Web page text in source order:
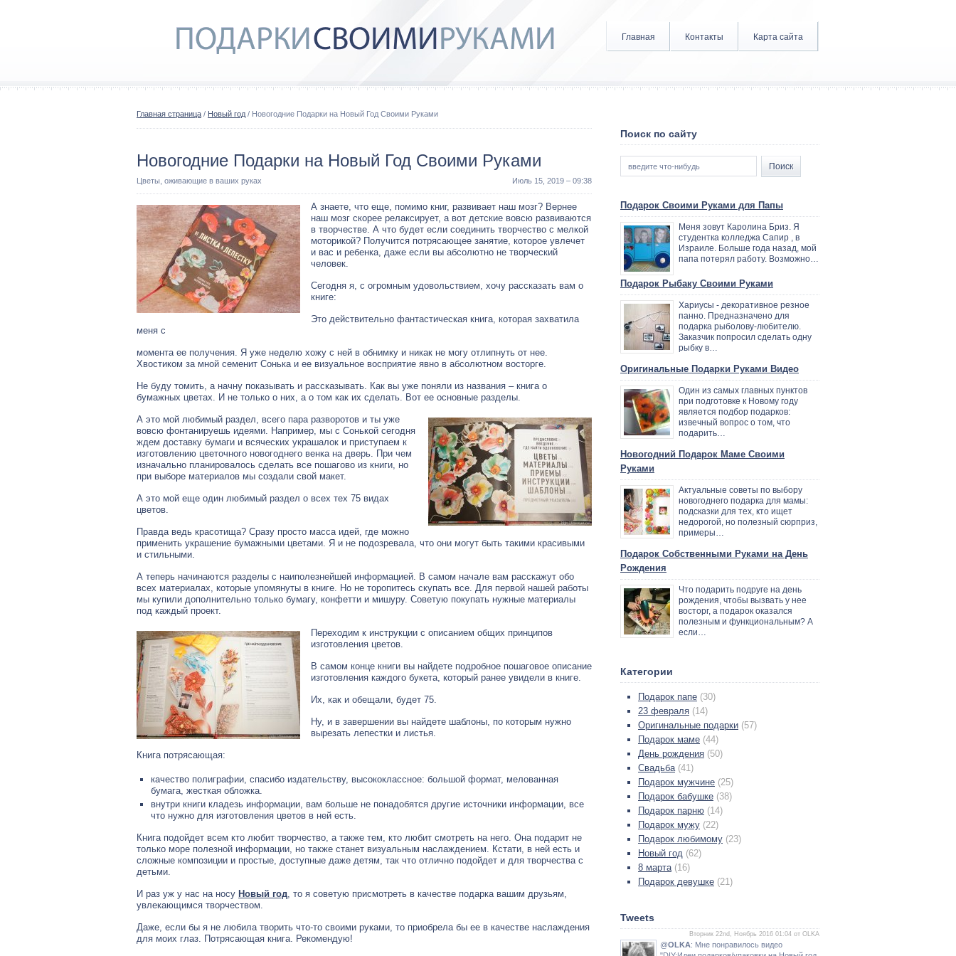
Главная Контакты Карта сайта
Главная страница / Новый год / Новогодние Подарки на Новый Год Своими Руками
Новогодние Подарки на Новый Год Своими Руками
Цветы, оживающие в ваших руках Июль 15, 2019 – 09:38
А знаете, что еще, помимо книг, развивает наш мозг? Вернее
наш мозг скорее релаксирует, а вот детские вовсю развиваются
в творчестве. А что будет если соединить творчество с мелкой
моторикой? Получится потрясающее занятие, которое увлечет
и вас и ребенка, даже если вы абсолютно не творческий
человек.
Сегодня я, с огромным удовольствием, хочу рассказать вам о
книге:
Это действительно фантастическая книга, которая захватила
меня с
момента ее получения. Я уже неделю хожу с ней в обнимку и никак не могу отлипнуть от нее.
Хвостиком за мной семенит Сонька и ее визуальное восприятие явно в абсолютном восторге.
Не буду томить, а начну показывать и рассказывать. Как вы уже поняли из названия – книга о
бумажных цветах. И не только о них, а о том как их сделать. Вот ее основные разделы.
А это мой любимый раздел, всего пара разворотов и ты уже
вовсю фонтанируешь идеями. Например, мы с Сонькой сегодня
ждем доставку бумаги и всяческих украшалок и приступаем к
изготовлению цветочного новогоднего венка на дверь. При чем
изначально планировалось сделать все пошагово из книги, но
при выборе материалов мы создали свой макет.
А это мой еще один любимый раздел о всех тех 75 видах
цветов.
Правда ведь красотища? Сразу просто масса идей, где можно
применить украшение бумажными цветами. Я и не подозревала, что они могут быть такими красивыми
и стильными.
А теперь начинаются разделы с наиполезнейшей информацией. В самом начале вам расскажут обо
всех материалах, которые упомянуты в книге. Но не торопитесь скупать все. Для первой нашей работы
мы купили дополнительно только бумагу, конфетти и мишуру. Советую покупать нужные материалы
под каждый проект.
Переходим к инструкции с описанием общих принципов
изготовления цветов.
В самом конце книги вы найдете подробное пошаговое описание
изготовления каждого букета, который ранее увидели в книге.
Их, как и обещали, будет 75.
Ну, и в завершении вы найдете шаблоны, по которым нужно
вырезать лепестки и листья.
Книга потрясающая:
качество полиграфии, спасибо издательству, высококлассное: большой формат, мелованная
бумага, жесткая обложка.
внутри книги кладезь информации, вам больше не понадобятся другие источники информации, все
что нужно для изготовления цветов в ней есть.
Книга подойдет всем кто любит творчество, а также тем, кто любит смотреть на него. Она подарит не
только море полезной информации, но также станет визуальным наслаждением. Кстати, в ней есть и
сложные композиции и простые, доступные даже детям, так что отлично подойдет и для творчества с
детьми.
И раз уж у нас на носу Новый год, то я советую присмотреть в качестве подарка вашим друзьям,
увлекающимся творчеством.
Даже, если бы я не любила творить что-то своими руками, то приобрела бы ее в качестве наслаждения
для моих глаз. Потрясающая книга. Рекомендую!
Поиск по сайту
Подарок Своими Руками для Папы
Меня зовут Каролина Бриз. Я
студентка колледжа Сапир , в
Израиле. Больше года назад, мой
папа потерял работу. Возможно…
Подарок Рыбаку Своими Руками
Хариусы - декоративное резное
панно. Предназначено для
подарка рыболову-любителю.
Заказчик попросил сделать одну
рыбку в…
Оригинальные Подарки Руками Видео
Один из самых главных пунктов
при подготовке к Новому году
является подбор подарков:
извечный вопрос о том, что
подарить…
Новогодний Подарок Маме Своими
Руками
Актуальные советы по выбору
новогоднего подарка для мамы:
подсказки для тех, кто ищет
недорогой, но полезный сюрприз,
примеры…
Подарок Собственными Руками на День
Рождения
Что подарить подруге на день
рождения, чтобы вызвать у нее
восторг, а подарок оказался
полезным и функциональным? А
если…
Категории
Подарок папе (30)
23 февраля (14)
Оригинальные подарки (57)
Подарок маме (44)
День рождения (50)
Свадьба (41)
Подарок мужчине (25)
Подарок бабушке (38)
Подарок парню (14)
Подарок мужу (22)
Подарок любимому (23)
Новый год (62)
8 марта (16)
Подарок девушке (21)
Tweets
Вторник 22nd, Ноябрь 2016 01:04 от OLKA
@OLKA: Мне понравилось видео